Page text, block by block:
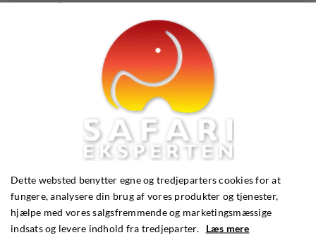
Generelle betingelser
Nyhedsbrev
Bestil gavekort
Blog
Kontakt
Dette websted benytter egne og tredjeparters cookies for at
fungere, analysere din brug af vores produkter og tjenester,
hjælpe med vores salgsfremmende og marketingsmæssige
indsats og levere indhold fra tredjeparter. Læs mere